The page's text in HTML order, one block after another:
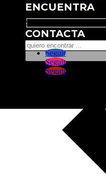
ENCUENTRA
Search
CONTACTA
Seguir
Seguir
Seguir